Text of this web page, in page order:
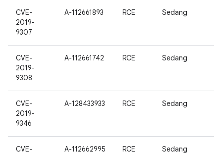
CVE-
2019-
9307
A-112661893 RCE Sedang
CVE-
2019-
9308
A-112661742 RCE Sedang
CVE-
2019-
9346
A-128433933 RCE Sedang
CVE-
A-112662995 RCE Sedang